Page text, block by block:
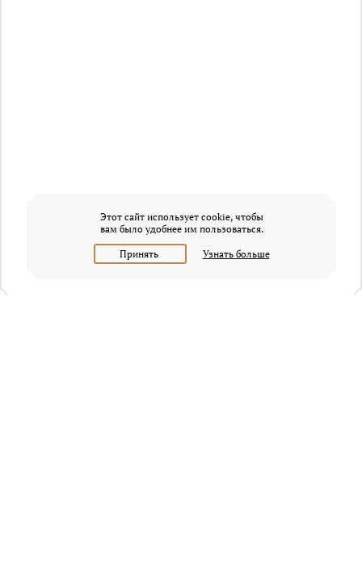
Этот сайт использует cookie, чтобы
вам было удобнее им пользоваться.
Принять Узнать больше